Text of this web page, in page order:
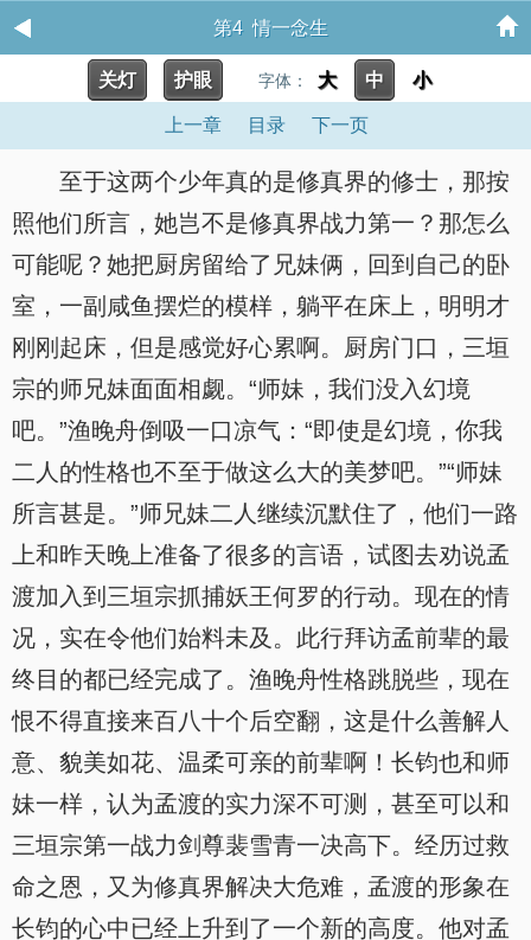
第4 情一念生
关灯 护眼 字体： 大 中 小
上一章 目录 下一页
至于这两个少年真的是修真界的修士，那按
照他们所言，她岂不是修真界战力第一？那怎么
可能呢？她把厨房留给了兄妹俩，回到自己的卧
室，一副咸鱼摆烂的模样，躺平在床上，明明才
刚刚起床，但是感觉好心累啊。厨房门口，三垣
宗的师兄妹面面相觑。“师妹，我们没入幻境
吧。”渔晚舟倒吸一口凉气：“即使是幻境，你我
二人的性格也不至于做这么大的美梦吧。”“师妹
所言甚是。”师兄妹二人继续沉默住了，他们一路
上和昨天晚上准备了很多的言语，试图去劝说孟
渡加入到三垣宗抓捕妖王何罗的行动。现在的情
况，实在令他们始料未及。此行拜访孟前辈的最
终目的都已经完成了。渔晚舟性格跳脱些，现在
恨不得直接来百八十个后空翻，这是什么善解人
意、貌美如花、温柔可亲的前辈啊！长钧也和师
妹一样，认为孟渡的实力深不可测，甚至可以和
三垣宗第一战力剑尊裴雪青一决高下。经历过救
命之恩，又为修真界解决大危难，孟渡的形象在
长钧的心中已经上升到了一个新的高度。他对孟